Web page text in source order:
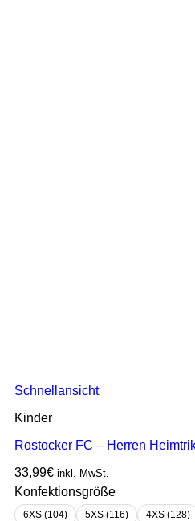
Schnellansicht
Kinder
Rostocker FC – Herren
33,99€ inkl. MwSt.
Konfektionsgröße
6XS (104) 5XS (116) 4XS (128)